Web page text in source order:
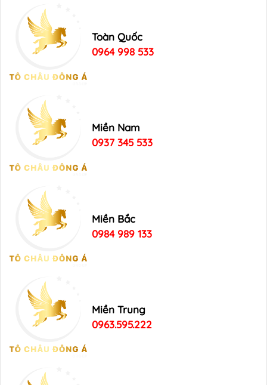
Toàn Quốc
0964 998 533
Miền Nam
0937 345 533
Miền Bắc
0984 989 133
Miền Trung
0963.595.222